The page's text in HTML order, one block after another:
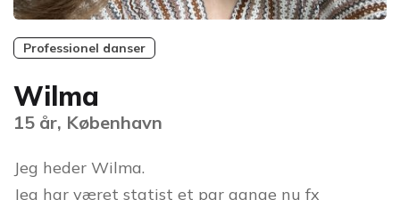
Professionel danser
Wilma
15 år, København
Jeg heder Wilma.
Jeg har været statist et par gange nu fx